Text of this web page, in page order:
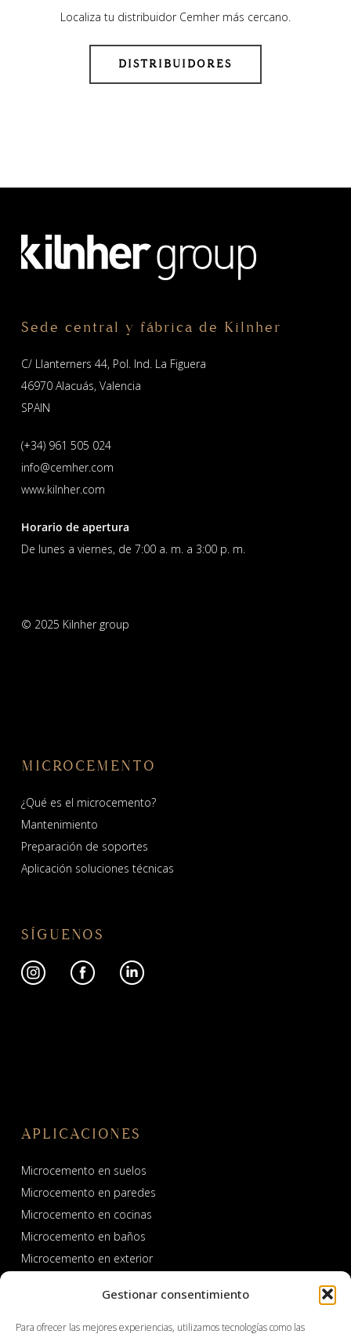
Gestionar consentimiento
Para ofrecer las mejores experiencias, utilizamos tecnologías como las
Localiza tu distribuidor Cemher más cercano.
DISTRIBUIDORES
Sede central y fábrica de Kilnher
C/ Llanterners 44, Pol. Ind. La Figuera
46970 Alacuás, Valencia
SPAIN
(+34) 961 505 024
info@cemher.com
www.kilnher.com
Horario de apertura
De lunes a viernes, de 7:00 a. m. a 3:00 p. m.
© 2025 Kilnher group
MICROCEMENTO
¿Qué es el microcemento?
Mantenimiento
Preparación de soportes
Aplicación soluciones técnicas
SÍGUENOS
APLICACIONES
Microcemento en suelos
Microcemento en paredes
Microcemento en cocinas
Microcemento en baños
Microcemento en exterior